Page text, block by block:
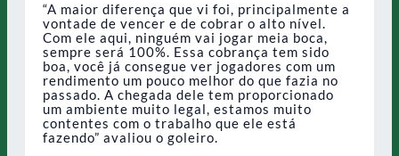
“A maior diferença que vi foi, principalmente a
vontade de vencer e de cobrar o alto nível.
Com ele aqui, ninguém vai jogar meia boca,
sempre será 100%. Essa cobrança tem sido
boa, você já consegue ver jogadores com um
rendimento um pouco melhor do que fazia no
passado. A chegada dele tem proporcionado
um ambiente muito legal, estamos muito
contentes com o trabalho que ele está
fazendo” avaliou o goleiro.